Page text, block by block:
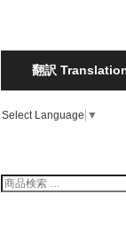
翻訳
Select Language ▼
検
索